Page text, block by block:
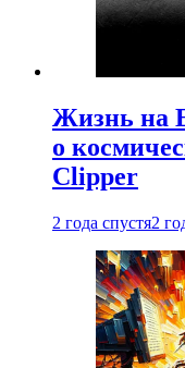
Жизнь на
о
Clipper
2 года спустя2